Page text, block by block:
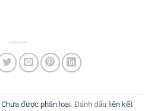
Chưa được phân loại. Đánh dấu liên kết